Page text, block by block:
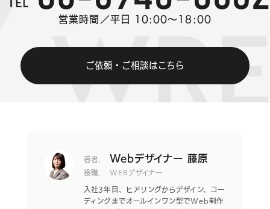
営業時間／平日 10:00～18:00
ご依頼・ご相談はこちら
著者. Webデザイナー 藤原
役職. WEBデザイナー
入社3年目、ヒアリングからデザイン、コー
ディングまでオールインワン型でWeb制作